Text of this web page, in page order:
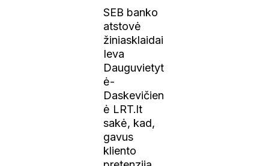
SEB banko
atstovė
žiniasklaidai
Ieva
Dauguvietyt
ė-
Daskevičien
ė LRT.lt
sakė, kad,
gavus
kliento